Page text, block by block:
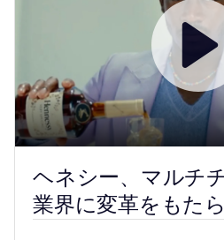
Play
ヘネシー、マルチ
業界に変革をもた